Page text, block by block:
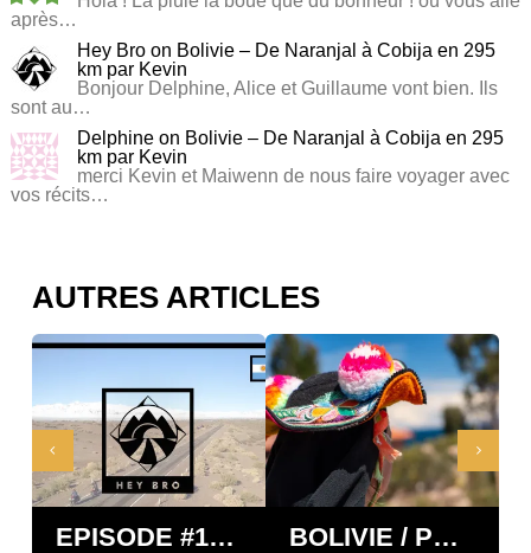
après…
Hey Bro on Bolivie – De Naranjal à Cobija en 295
km par Kevin
Bonjour Delphine, Alice et Guillaume vont bien. Ils
sont au…
Delphine on Bolivie – De Naranjal à Cobija en 295
km par Kevin
merci Kevin et Maiwenn de nous faire voyager avec
vos récits…
AUTRES ARTICLES
EPISODE #17 - L’ARGENTINE - RUTA 40 BOLIVIE / PÉROU - LE LAC TITICACA